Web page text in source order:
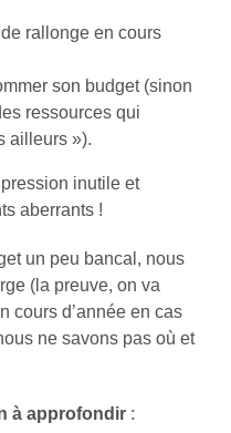
de rallonge en cours
son budget (sinon
ressources qui
ailleurs »).
inutile et
aberrants !
un peu bancal, nous
(la preuve, on va
cours d’année en cas
ne savons pas où et
à approfondir: